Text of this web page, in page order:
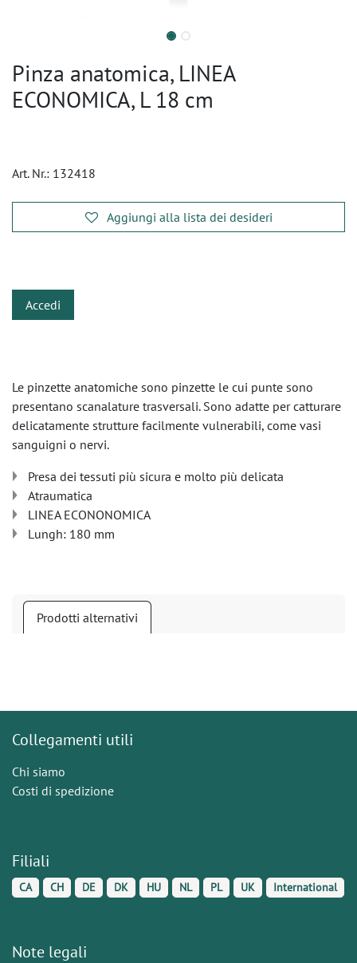
Pinza anatomica, LINEA
ECONOMICA, L 18 cm
Art. Nr.: 132418
Aggiungi alla lista dei desideri
Accedi
Le pinzette anatomiche sono pinzette le cui punte sono
presentano scanalature trasversali. Sono adatte per catturare
delicatamente strutture facilmente vulnerabili, come vasi
sanguigni o nervi.
Presa dei tessuti più sicura e molto più delicata
Atraumatica
LINEA ECONONOMICA
Lungh: 180 mm
Prodotti alternativi
Collegamenti utili
Chi siamo
Costi di spedizione
Filiali
CA CH DE DK HU NL PL UK International
Note legali